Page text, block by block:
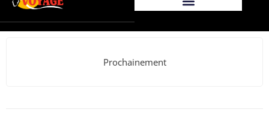
Prochainement